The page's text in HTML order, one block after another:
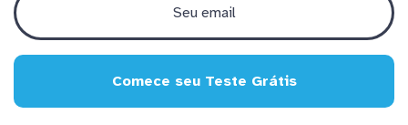
Comece seu Teste Grátis